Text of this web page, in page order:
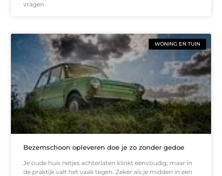
vragen
WONING EN TUIN
Bezemschoon opleveren doe je zo zonder gedoe
Je oude huis netjes achterlaten klinkt eenvoudig, maar in
de praktijk valt het vaak tegen. Zeker als je midden in een